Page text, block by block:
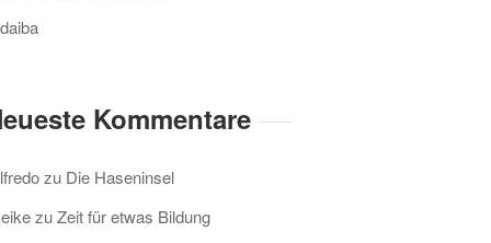
Kommentare
zu Die Haseninsel
zuZeit für etwas Bildung